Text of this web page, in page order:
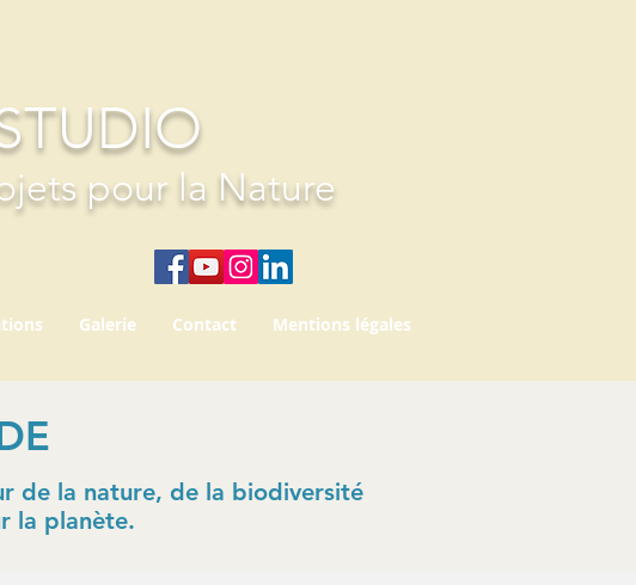
pour la Nature
Galerie Contact Mentions légales
de la nature, de la biodiversité
la planète.